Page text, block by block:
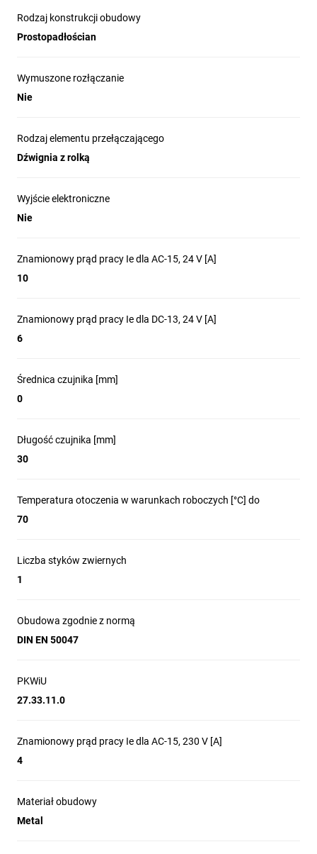
Rodzaj konstrukcji obudowy
Prostopadłościan
Wymuszone rozłączanie
Nie
Rodzaj elementu przełączającego
Dźwignia z rolką
Wyjście elektroniczne
Nie
Znamionowy prąd pracy Ie dla AC-15, 24 V [A]
10
Znamionowy prąd pracy Ie dla DC-13, 24 V [A]
6
Średnica czujnika [mm]
0
Długość czujnika [mm]
30
Temperatura otoczenia w warunkach roboczych [°C] do
70
Liczba styków zwiernych
1
Obudowa zgodnie z normą
DIN EN 50047
PKWiU
27.33.11.0
Znamionowy prąd pracy Ie dla AC-15, 230 V [A]
4
Materiał obudowy
Metal